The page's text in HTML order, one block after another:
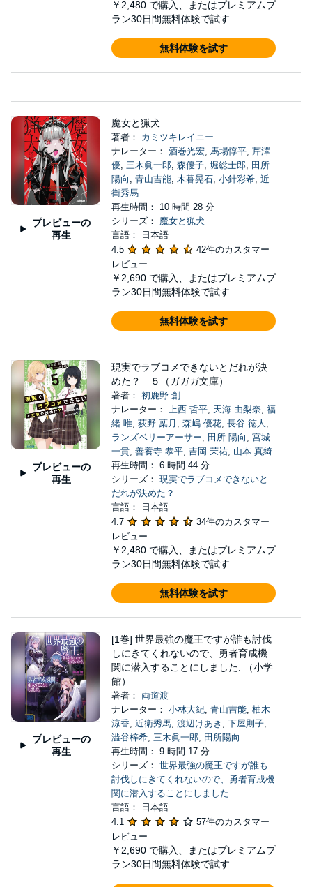
￥2,480 で購入、またはプレミアムプ
ラン30日間無料体験で試す
無料体験を試す
プレビューの
再生
魔女と猟犬
著者： カミツキレイニー
ナレーター： 酒巻光宏, 馬場惇平, 芹澤
優, 三木眞一郎, 森優子, 堀総士郎, 田所
陽向 , 青山吉能, 木暮晃石, 小針彩希, 近
衛秀馬
再生時間： 10 時間 28 分
シリーズ： 魔女と猟犬
言語： 日本語
4.5
42件のカスタマー
レビュー
￥2,690 で購入、またはプレミアムプ
ラン30日間無料体験で試す
無料体験を試す
プレビューの
再生
現実でラブコメできないとだれが決
めた？ ５（ガガガ文庫）
著者： 初鹿野 創
ナレーター： 上西 哲平, 天海 由梨奈, 福
緒 唯, 荻野 葉月 , 森嶋 優花, 長谷 徳人 ,
ランズベリーアーサー, 田所 陽向 , 宮城
一貴, 善養寺 恭平, 吉岡 茉祐, 山本 真綺
再生時間： 6 時間 44 分
シリーズ： 現実でラブコメできないと
だれが決めた？
言語： 日本語
4.7
34件のカスタマー
レビュー
￥2,480 で購入、またはプレミアムプ
ラン30日間無料体験で試す
無料体験を試す
プレビューの
再生
[1巻] 世界最強の魔王ですが誰も討伐
しにきてくれないので、勇者育成機
関に潜入することにしました: （小学
館）
著者： 両道渡
ナレーター： 小林大紀, 青山吉能, 柚木
涼香, 近衛秀馬, 渡辺けあき , 下屋則子,
澁谷梓希, 三木眞一郎, 田所陽向
再生時間： 9 時間 17 分
シリーズ： 世界最強の魔王ですが誰も
討伐しにきてくれないので、勇者育成機
関に潜入することにしました
言語： 日本語
4.1
57件のカスタマー
レビュー
￥2,690 で購入、またはプレミアムプ
ラン30日間無料体験で試す